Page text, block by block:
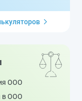
ООО
в ООО